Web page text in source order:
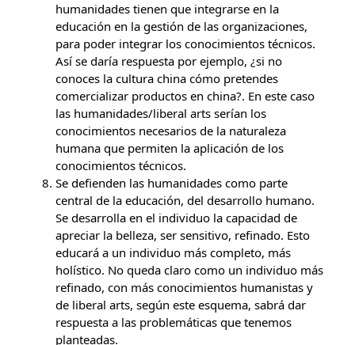
humanidades tienen que integrarse en la
educación en la gestión de las organizaciones,
para poder integrar los conocimientos técnicos.
Así se daría respuesta por ejemplo, ¿si no
conoces la cultura china cómo pretendes
comercializar productos en china?. En este caso
las humanidades/liberal arts serían los
conocimientos necesarios de la naturaleza
humana que permiten la aplicación de los
conocimientos técnicos.
Se defienden las humanidades como parte
central de la educación, del desarrollo humano.
Se desarrolla en el individuo la capacidad de
apreciar la belleza, ser sensitivo, refinado. Esto
educará a un individuo más completo, más
holístico. No queda claro como un individuo más
refinado, con más conocimientos humanistas y
de liberal arts, según este esquema, sabrá dar
respuesta a las problemáticas que tenemos
planteadas.